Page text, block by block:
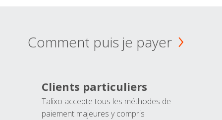
Comment puis je payer
Clients particuliers
Talixo accepte tous les méthodes de
paiement majeures y compris